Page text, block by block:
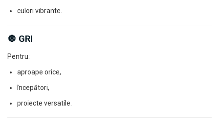
culori vibrante.
🔘 GRI
Pentru:
aproape orice,
începători,
proiecte versatile.